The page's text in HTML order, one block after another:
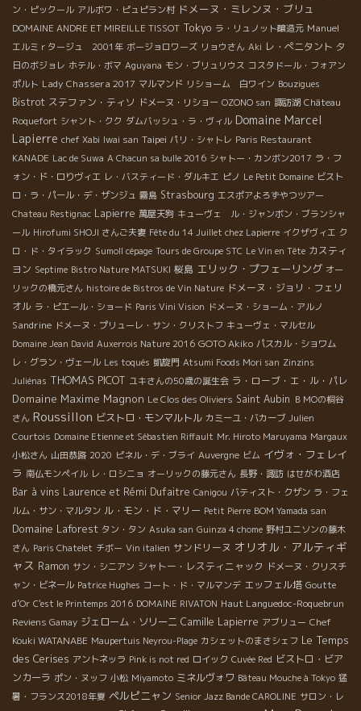
ン・ピックール アルボワ・ピュピラン村 ドメーヌ・ミレンヌ・ブリュ
DOMAINE ANDRE ET MIREILLE TISSOT Tokyo ラ・リュノット醸造元 Manuel
エルミｒタージュ 2001年 ボージョロワーズ リョウさん Aki レ・ぺニタント 夕
日のボジョレ ホテル・ボマ Aguyana モン・ブリュリウス コスタドール・フォアン
ポルト Lady Chassera 2017 マルマンド リショーム 白ワイン Bouzigues
Bistrot ステファン・ティソ ドメーヌ・リショー OZONO san 諏訪湖 Château
Roquefort シャント・クク ダムバッシュ・ラ・ヴィル Domaine Marcel
Lapierre chef Xabi Iwai san Taipei パリ・シャトレ Paris Restaurant
KANADE Lac de Suwa A Chacun sa bulle 2016 シャトー・カンボン2017 ラ・フ
ォン・ド・ロりヴィエ レ・バスティード・ダルキエ ピノ Le Petit Domaine ビスト
ロ・ラ・パール・デ・ザンジュ 霧島 Strasbourg エスポアよろずやつツアー
Chateau Restignac Lapierre 萬屋天狗 キューヴェ ル・ジャンボン・ブランシャ
ール Hirofumi SHOJI さんご夫妻 Fête du 14 Juillet chez Lapierre イクザヴィエ ク
ロ・ド・タイラック Sumoll cépage Tours de Groupe STC Le Vin en Tête カスティ
ヨン Septime Bistro Nature MATSUKI 桜島 エリック・プフェーリング オー
リックの橋元さん histoire de Bistros de Vin Nature ドメーヌ・ジョリ・フェリ
オル ラ・ピエール・ショード Paris Vini Vision ドメーヌ・ショーム・アルノ
Sandrine ドメーヌ・プリューレ・サン・クリストフ キューヴェ・マルセル
Domaine Jean David Auxerrois Nature 2016 GOTO Akiko パスカル・ショワム
レ・グラン・ヴェール Les toqués 凱旋門 Atsumi Foods Mori san Zinzins
Juliénas THOMAS PICOT ユキさんの50歳の誕生会 ラ・ローブ・エ・ル・パレ
Domaine Maxime Magnon Le Clos des Oliviers Saint Aubin ＢＭОの桐谷
さん Roussillon ビストロ・モンマルトル カミーユ・バカーブ Julien
Courtois Domaine Etienne et Sébastien Riffault Mr. Hiroto Maruyama Margaux
小松さん 山田恭路 2020 ピネル・デ・ブライ Auvergne ビム イヴォ・フェレイ
ラ 南仏モンペイル レ・ロシニョ オーリックの藤元さん 長野・諏訪 はせがわ酒店
Bar à vins Laurence et Rémi Dufaitre Canigou バティスト・クザン ラ・フェ
ルム・サン・マルタン ル・モン・ド・マリー Petit Pierre BOM Yamada san
Domaine Laforest タン・タン Asuka san Guinza 4 chome 野村ユニソンの藤木
さん Paris Chatelet チボー Vin italien サンドリーヌ オリオル・アルティギ
ャス Ramon サン・シニアン シャトー・レスティニャック ドメーヌ・クリスチ
ャン・ビネール Patrice Hughes コート・ド・マルマンデ エッフェル塔 Goutte
d’Or C'est le Printemps 2016 DOMAINE RIVATON Haut Languedoc-Roquebrun
Reviens Gamay ジェローム・ソリーニ Camille Lapierre アブリュー Chef
Kouki WATANABE Maupertuis Neyrou-Plage カシェットのまさシェフ Le Temps
des Cerises アントネッラ Pink is not red ロイック Cuvée Red ビストロ・ビア
ンカーラ ポン・ヌッフ 小松 Miyamoto ミネルヴォワ Bâteau Mouche à Tokyo 猛
暑・フランス2018年夏 ペルピニャン Senior Jazz Bande CAROLINE サロン・レ